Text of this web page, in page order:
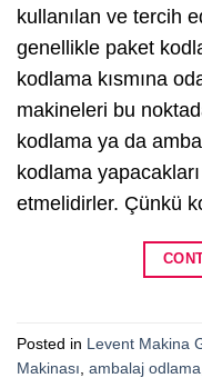
kullanılan ve tercih
genellikle paket
kodlama kısmına
makineleri bu
kodlama ya da
kodlama
etmelidirler. Çünkü
Posted in Levent Makina
Makinası ambalaj odlama